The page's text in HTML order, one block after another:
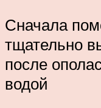
Сначала
тщательно
после
водой